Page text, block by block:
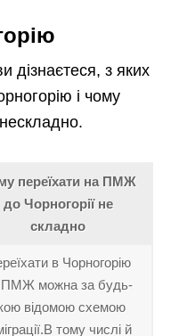
дізнаєтеся, з яких
і чому
переїхати на ПМЖ
до Чорногорії не
складно
в Чорногорію
ПМЖ можна за будь-
відомою схемою
тому числі й